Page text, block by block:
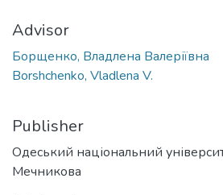
Advisor
Борщенко, Владлена Валеріївна
Borshchenko, Vladlena V.
Publisher
Одеський національний
Мечникова